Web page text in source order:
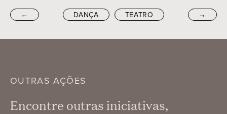
← DANÇA TEATRO →
OUTRAS AÇÕES
Encontre outras iniciativas,